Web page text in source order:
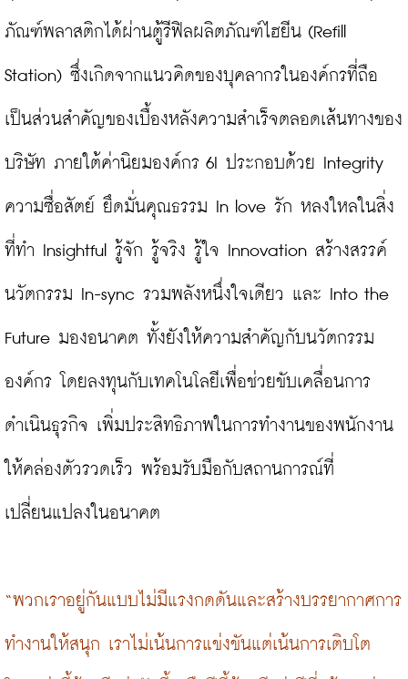
ภัณฑ์พลาสติกได้ผ่านตู้รีฟิลผลิตภัณฑ์ไฮยีน (Refill
Station) ซึ่งเกิดจากแนวคิดของบุคลากรในองค์กรที่ถือ
เป็นส่วนสำคัญของเบื้องหลังความสำเร็จตลอดเส้นทางของ
บริษัท ภายใต้ค่านิยมองค์กร 6I ประกอบด้วย Integrity
ความซื่อสัตย์ ยึดมั่นคุณธรรม In love รัก หลงใหลในสิ่ง
ที่ทำ Insightful รู้จัก รู้จริง รู้ใจ Innovation สร้างสรรค์
นวัตกรรม In-sync รวมพลังหนึ่งใจเดียว และ Into the
Future มองอนาคต ทั้งยังให้ความสำคัญกับนวัตกรรม
องค์กร โดยลงทุนกับเทคโนโลยีเพื่อช่วยขับเคลื่อนการ
ดำเนินธุรกิจ เพิ่มประสิทธิภาพในการทำงานของพนักงาน
ให้คล่องตัวรวดเร็ว พร้อมรับมือกับสถานการณ์ที่
เปลี่ยนแปลงในอนาคต
“พวกเราอยู่กันแบบไม่มีแรงกดดันและสร้างบรรยากาศการ
ทำงานให้สนุก เราไม่เน้นการแข่งขันแต่เน้นการเติบโต